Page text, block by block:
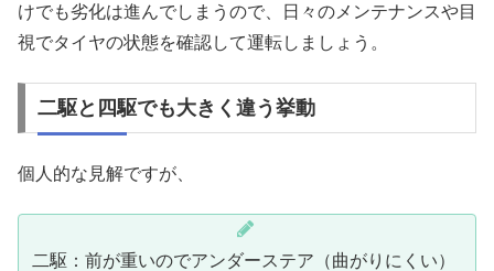
けでも劣化は進んでしまうので、日々のメンテナンスや目
視でタイヤの状態を確認して運転しましょう。
二駆と四駆でも大きく違う挙動
個人的な見解ですが、
二駆：前が重いのでアンダーステア（曲がりにくい）